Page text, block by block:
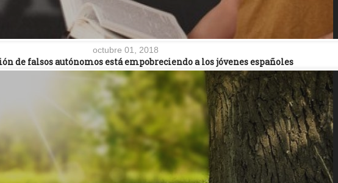
octubre 01, 2018
de falsos autónomos está empobreciendo a los jóvenes españoles